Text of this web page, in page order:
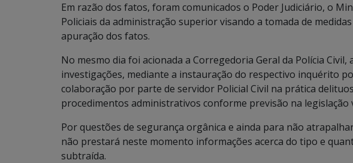
Em razão dos fatos, foram comunicados o Poder Judiciário, o
Policiais da administração superior visando a tomada de
apuração dos fatos.
No mesmo dia foi acionada a Corregedoria Geral da Polícia Civil,
investigações, mediante a instauração do respectivo inquérito
colaboração por parte de servidor Policial Civil na prática
procedimentos administrativos conforme previsão na legislação
Por questões de segurança orgânica e ainda para não
não prestará neste momento informações acerca do tipo e
subtraída.